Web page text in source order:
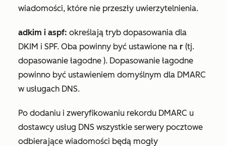
wiadomości, które nie przeszły uwierzytelnienia.
adkim i aspf: określają tryb dopasowania dla
DKIM i SPF. Oba powinny być ustawione na r (tj.
dopasowanie łagodne ). Dopasowanie łagodne
powinno być ustawieniem domyślnym dla DMARC
w usługach DNS.
Po dodaniu i zweryfikowaniu rekordu DMARC u
dostawcy usług DNS wszystkie serwery pocztowe
odbierające wiadomości będą mogły